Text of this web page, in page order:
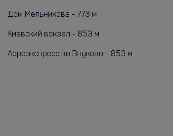
Дом Мельникова - 773 м
Киевский вокзал - 853 м
Аэроэкспресс во Внуково - 853 м